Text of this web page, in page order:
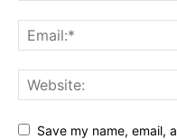
Save my name, email,